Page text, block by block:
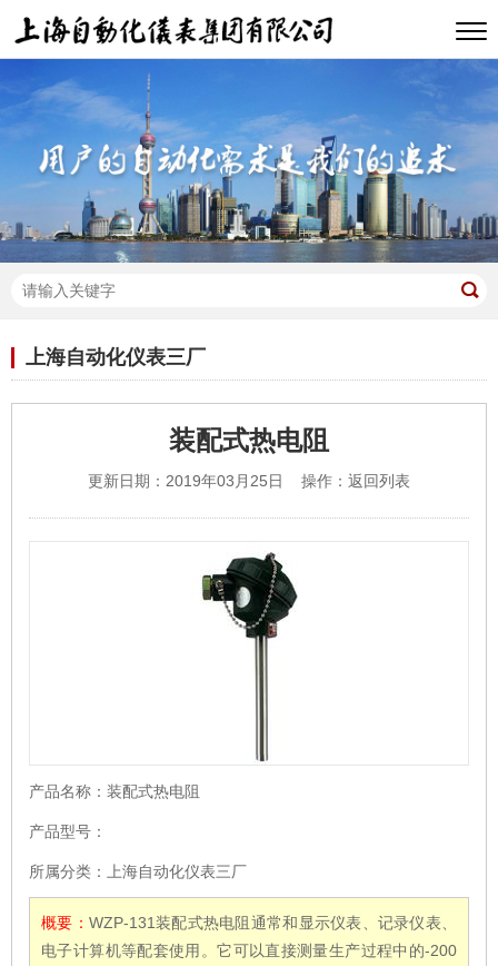
上海自动化仪表三厂
装配式热电阻
更新日期：2019年03月25日 操作： 返回列表
产品名称： 装配式热电阻
产品型号：
所属分类： 上海自动化仪表三厂
概要： WZP-131装配式热电阻通常和显示仪表、记录仪表、
电子计算机等配套使用。它可以直接测量生产过程中的-200